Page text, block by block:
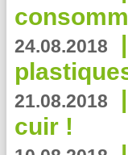
24.08.2018 |
21.08.2018 |
cuir !